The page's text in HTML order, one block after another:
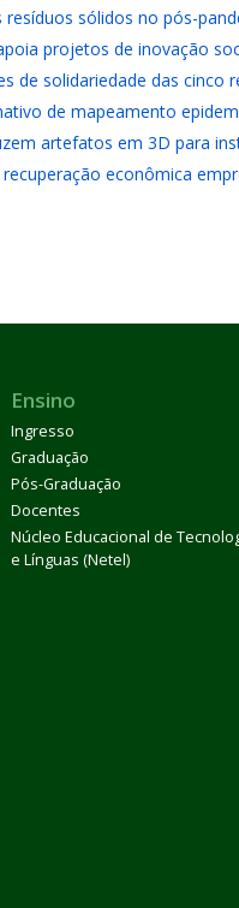
sólidos no pós-
projetos de inovação
de solidariedade das cinco
de mapeamento
artefatos em 3D para
econômica
Ensino
Ingresso
Graduação
Pós-Graduação
Docentes
Núcleo Educacional de
e Línguas (Netel)